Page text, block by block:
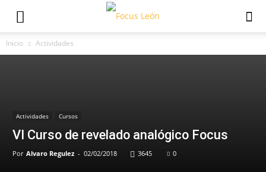
Inicio Actividades
Actividades Cursos
VI Curso de revelado analógico Focus
Por Alvaro Regulez - 02/02/2018 3645 0